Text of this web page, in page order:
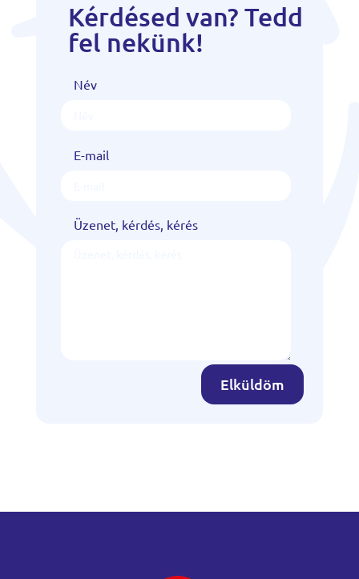
Kérdésed van? Tedd
fel nekünk!
Név
E-mail
Üzenet, kérdés, kérés
Elküldöm